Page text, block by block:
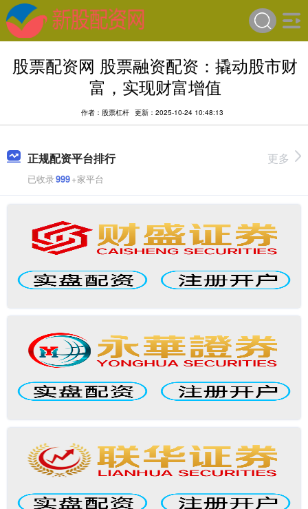
股票配资网 股票融资配资：撬动股市财
富，实现财富增值
作者：股票杠杆 更新：2025-10-24 10:48:13
正规配资平台排行
已收录999+家平台
更多